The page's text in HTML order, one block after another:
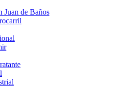
Juan de Baños